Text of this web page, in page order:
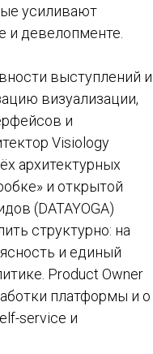
усиливают
и девелопменте.
выступлений и
визуализации,
и
Visiology
архитектурных
и открытой
(DATAYOGA)
структурно: на
и единый
Product Owner
платформы и о
service и